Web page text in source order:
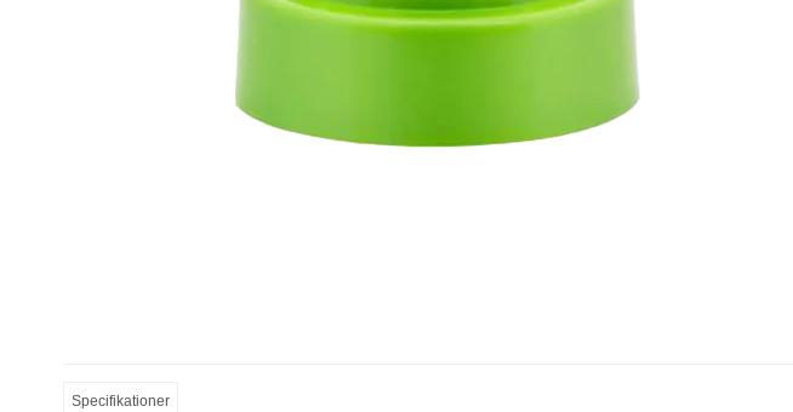
Specifikationer